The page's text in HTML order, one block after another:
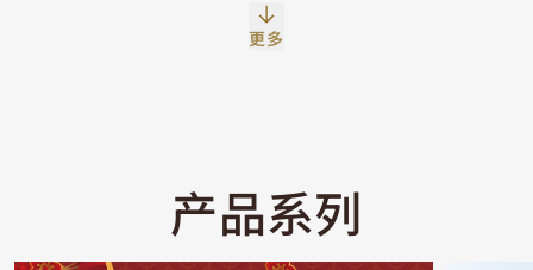
更多
产品系列